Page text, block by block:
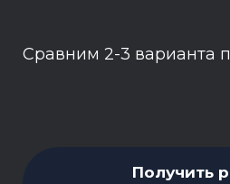
Получить
Сравним 2-3 варианта